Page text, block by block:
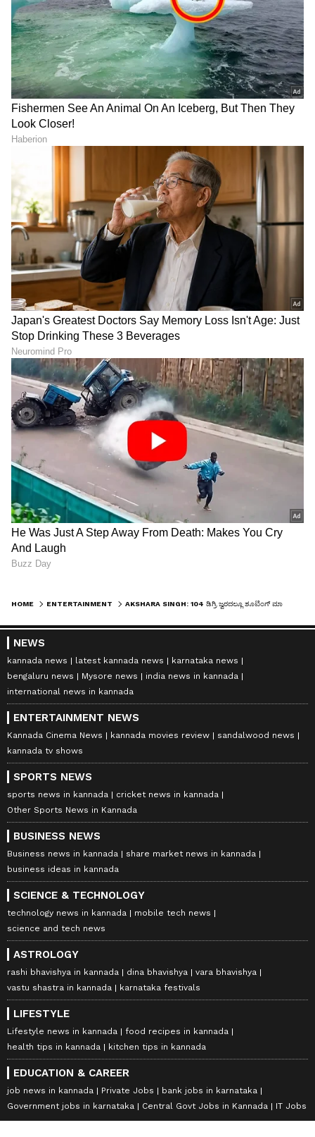
HOME ENTERTAINMENT
NEWS
kannada news latest kannada news
karnataka news
bengaluru news
Mysore news
india news in kannada
international news in kannada
ENTERTAINMENT NEWS
Kannada Cinema News kannada movies review
sandalwood news
kannada tv shows
SPORTS NEWS
sports news in kannada
cricket news in kannada
Other Sports News in Kannada
BUSINESS NEWS
Business news in kannada
share market news in kannada
business ideas in kannada
SCIENCE & TECHNOLOGY
technology news in kannada
mobile tech news
science and tech news
ASTROLOGY
rashi bhavishya in kannada dina bhavishya
vara bhavishya
vastu shastra in kannada
karnataka festivals
LIFESTYLE
Lifestyle news in kannada
food recipes in kannada
health tips in kannada
kitchen tips in kannada
EDUCATION & CAREER
job news in kannada Private Jobs
bank jobs in karnataka
Government jobs in karnataka
Central Govt Jobs in Kannada IT Jobs